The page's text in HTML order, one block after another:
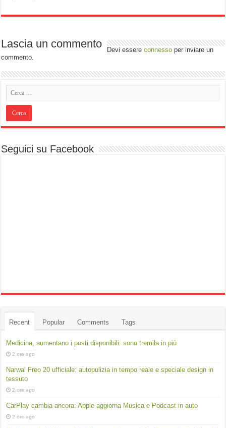
Lascia un commento Devi essereconnesso per inviare un
commento.
Seguici su Facebook
Recent Popular Comments Tags
Medicina, aumentano i posti disponibili: sono tremila in più
2 ore ago
Narwal Freo 20 ufficiale: autopulizia in tempo reale e speciale design in
tessuto
2 ore ago
CarPlay cambia ancora: Apple aggiorna Musica e Podcast in auto
2 ore ago